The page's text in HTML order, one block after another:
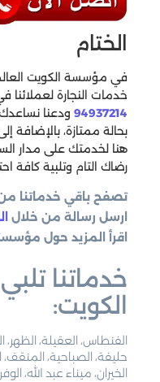
الختام
في مؤسسة الكويت
خدمات النجارة لعملائنا
94937214 ودعنا
بحالة ممتازة، بالإضافة
هنا لخدمتك على مدار
رضاك التام وتلبية كافة
تصفح باقي خدماتنا
ارسل رسالة من خلال
اقرأ المزيد حول
خدماتنا
الكويت:
الفنطاس، العقيلة، الظهر،
حليفة، الصباحية، المنقف،
الخيران، ميناء عبد الله،